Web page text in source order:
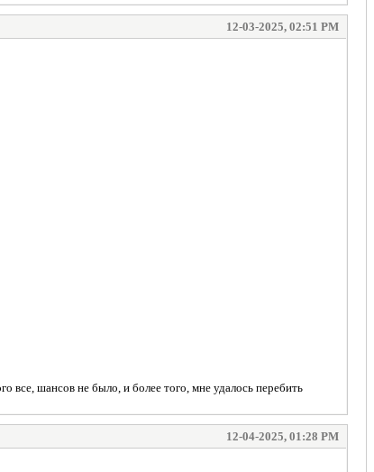
12-03-2025, 02:51 PM
все, шансов не было, и более того, мне удалось перебить
12-04-2025, 01:28 PM